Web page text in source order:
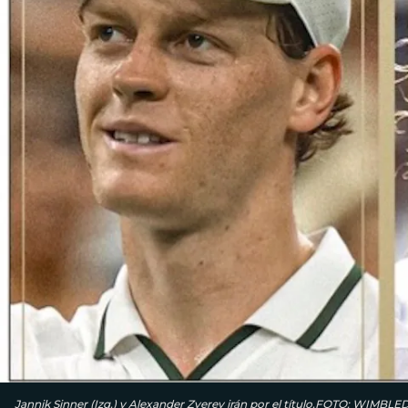
Jannik Sinner (Izq.) y Alexander Zverev irán por el título.FOTO: